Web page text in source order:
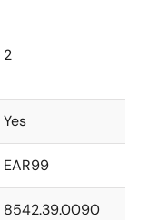
2
Yes
EAR99
8542.39.0090